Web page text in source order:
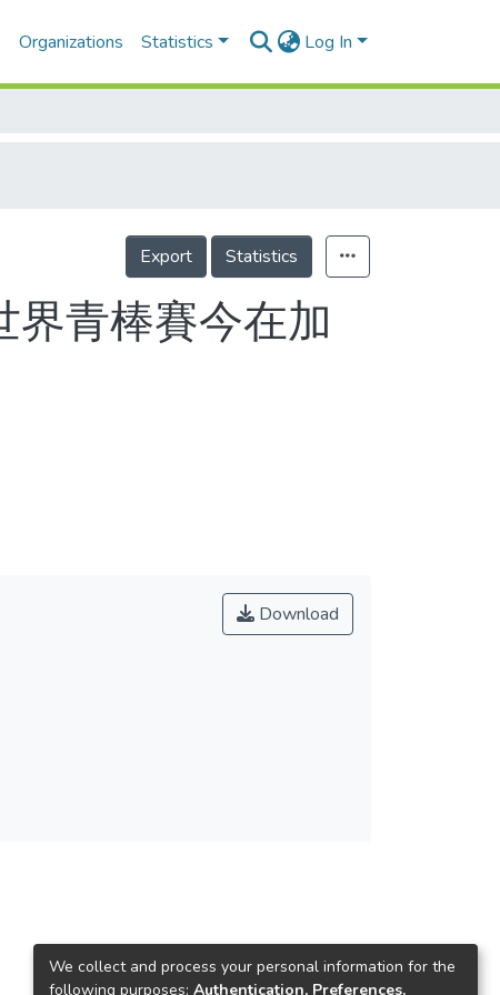
Organizations Statistics Log In
Export Statistics
青棒賽今在加
Download
We collect and process your personal information for the
following purposes: Authentication, Preferences,